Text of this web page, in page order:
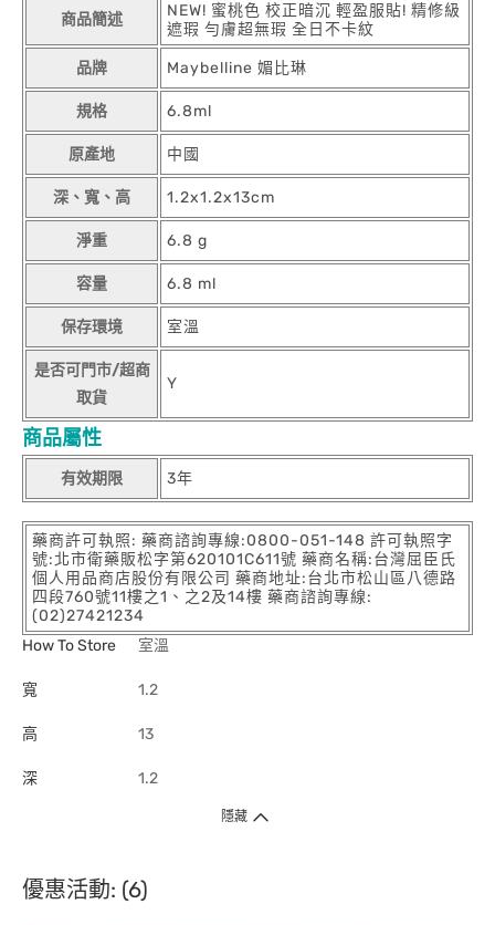
商品簡述
NEW! 蜜桃色 校正暗沉 輕盈服貼! 精修級
遮瑕 勻膚超無瑕 全日不卡紋
品牌 Maybelline 媚比琳
規格 6.8ml
原產地 中國
深、寬、高 1.2x1.2x13cm
淨重 6.8 g
容量 6.8 ml
保存環境 室溫
是否可門市/超商
取貨
Y
商品屬性
有效期限 3年
藥商許可執照: 藥商諮詢專線:0800-051-148 許可執照字
號:北市衛藥販松字第620101C611號 藥商名稱:台灣屈臣氏
個人用品商店股份有限公司 藥商地址:台北市松山區八德路
四段760號11樓之1、之2及14樓 藥商諮詢專線:
(02)27421234
How To Store
室溫
寬 1.2
高 13
深 1.2
隱藏
優惠活動: (6)